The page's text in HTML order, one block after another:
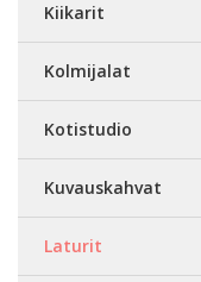
Kiikarit
Kolmijalat
Kotistudio
Kuvauskahvat
Laturit